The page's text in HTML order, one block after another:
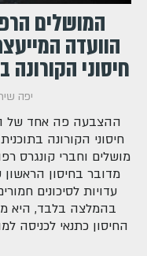
המושלים
חיסוני הקורונה
יפה
חיסוני הקורונה
מושלים וחברי קונגרס
מדובר בחיסון
עדויות לסיכונים
בהמלצה בלבד, היא
החיסון כתנאי לכניסה